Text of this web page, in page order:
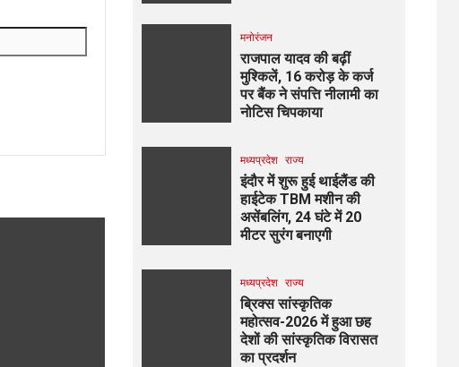
मनोरंजन
राजपाल यादव की बढ़ीं
मुश्किलें, ₹16 करोड़ के कर्ज
पर बैंक ने संपत्ति नीलामी का
नोटिस चिपकाया
मध्यप्रदेश राज्य
इंदौर में शुरू हुई थाईलैंड की
हाईटेक TBM मशीन की
असेंबलिंग, 24 घंटे में 20
मीटर सुरंग बनाएगी
मध्यप्रदेश राज्य
ब्रिक्स सांस्कृतिक
महोत्सव-2026 में हुआ छह
देशों की सांस्कृतिक विरासत
का प्रदर्शन